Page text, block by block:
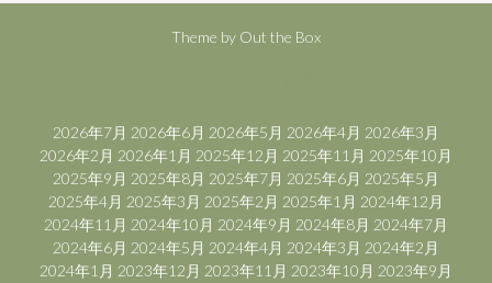
Theme by Out the Box
2026年7月 2026年6月 2026年5月 2026年4月 2026年3月
2026年2月 2026年1月 2025年12月 2025年11月 2025年10月
2025年9月 2025年8月 2025年7月 2025年6月 2025年5月
2025年4月 2025年3月 2025年2月 2025年1月 2024年12月
2024年11月 2024年10月 2024年9月 2024年8月 2024年7月
2024年6月 2024年5月 2024年4月 2024年3月 2024年2月
2024年1月 2023年12月 2023年11月 2023年10月 2023年9月